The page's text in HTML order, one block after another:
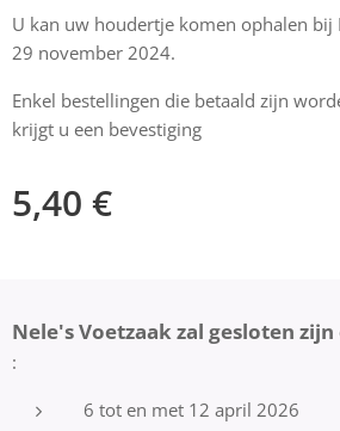
U kan uw houdertje komen ophalen bij
29 november 2024.
Enkel bestellingen die betaald zijn
krijgt u een bevestiging
5,40 €
Nele's Voetzaak zal gesloten
:
6 tot en met 12 april 2026